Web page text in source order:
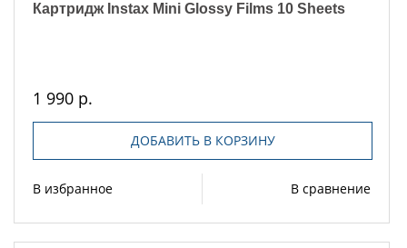
Картридж Instax Mini Glossy Films 10 Sheets
1 990 р.
ДОБАВИТЬ В КОРЗИНУ
В избранное В сравнение